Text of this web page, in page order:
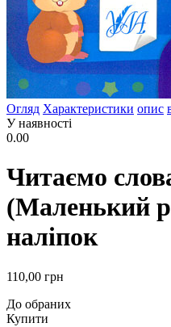
Огляд Характеристики опис
У наявності
0.00
Читаємо
(Маленький
наліпок
110,00 грн
До обраних
Купити